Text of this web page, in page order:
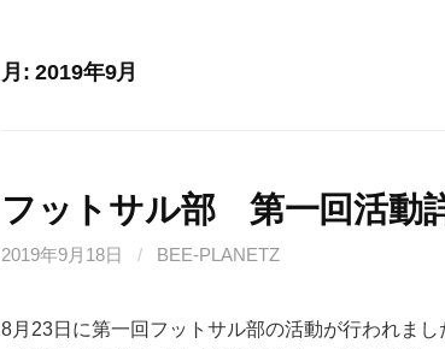
月:2019年9月
フットサル部 第一回活動
2019年9月18日 / BEE-PLANETZ
8月23日に第一回フットサル部の活動が行われま